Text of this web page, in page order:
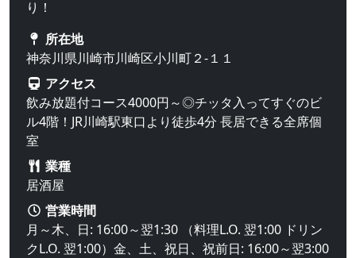
り！
所在地
神奈川県川崎市川崎区小川町２-１１
アクセス
飲み放題付コース4000円～◎チッタ入ってすぐのビ
ル4階！JR川崎駅東口より徒歩4分 長居できる全席個
室
業種
居酒屋
営業時間
月～木、日: 16:00～翌1:30 （料理L.O. 翌1:00 ドリン
クL.O. 翌1:00）金、土、祝日、祝前日: 16:00～翌3:00